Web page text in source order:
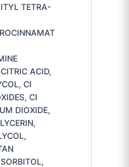
TETRA-
ACID,
CI
CI
DIOXIDE,